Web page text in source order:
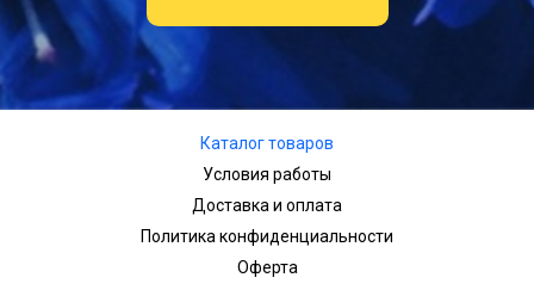
Каталог товаров
Условия работы
Доставка и оплата
Политика конфиденциальности
Оферта